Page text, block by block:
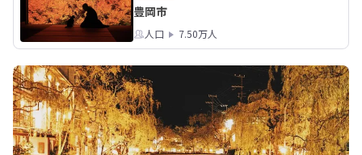
されます。
https://tantosilk.gr.jp/special/special
02.html
チューリップの咲く森のCaféで深呼吸
してリラックス。
豊岡市
人口 7.50万人